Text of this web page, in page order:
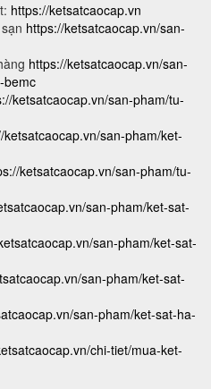
https://ketsatcaocap.vn
https://ketsatcaocap.vn/san-
https://ketsatcaocap.vn/san-
bemc
ketsatcaocap.vn/san-pham/tu-
ketsatcaocap.vn/san-pham/ket-
ketsatcaocap.vn/san-pham/tu-
san-pham/ket-sat-
san-pham/ket-sat-
san-pham/ket-sat-
san-pham/ket-sat-ha-
chi-tiet/mua-ket-